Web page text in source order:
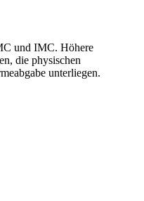
und IMC. Höhere
die physischen
unterliegen.